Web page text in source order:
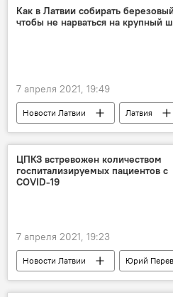
пенсии
Пенсионный фонд
Россия
Латвия
Как в Латвии собирать
чтобы не нарваться на крупный
7 апреля 2021, 19:49
Новости Латвии Латвия
березовый сок
ЦПКЗ встревожен количеством
госпитализируемых пациентов с
COVID-19
7 апреля 2021, 19:23
Новости Латвии
Юрий
Центр профилактики и контроля